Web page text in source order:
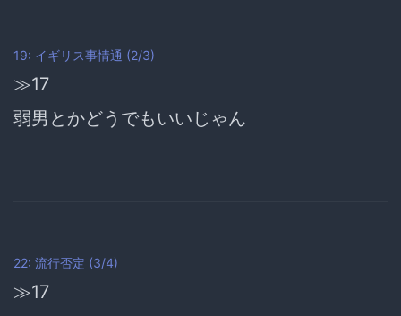
19: イギリス事情通 (2/3)
≫17
弱男とかどうでもいいじゃん
22: 流行否定 (3/4)
≫17